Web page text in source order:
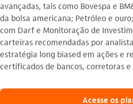
avançadas, tais como Bovespa e
da bolsa americana; Petróleo e
com Darf e Monitoração de
carteiras recomendadas por
estratégia long biased em ações e
certificados de bancos, corretoras e
Acesse os